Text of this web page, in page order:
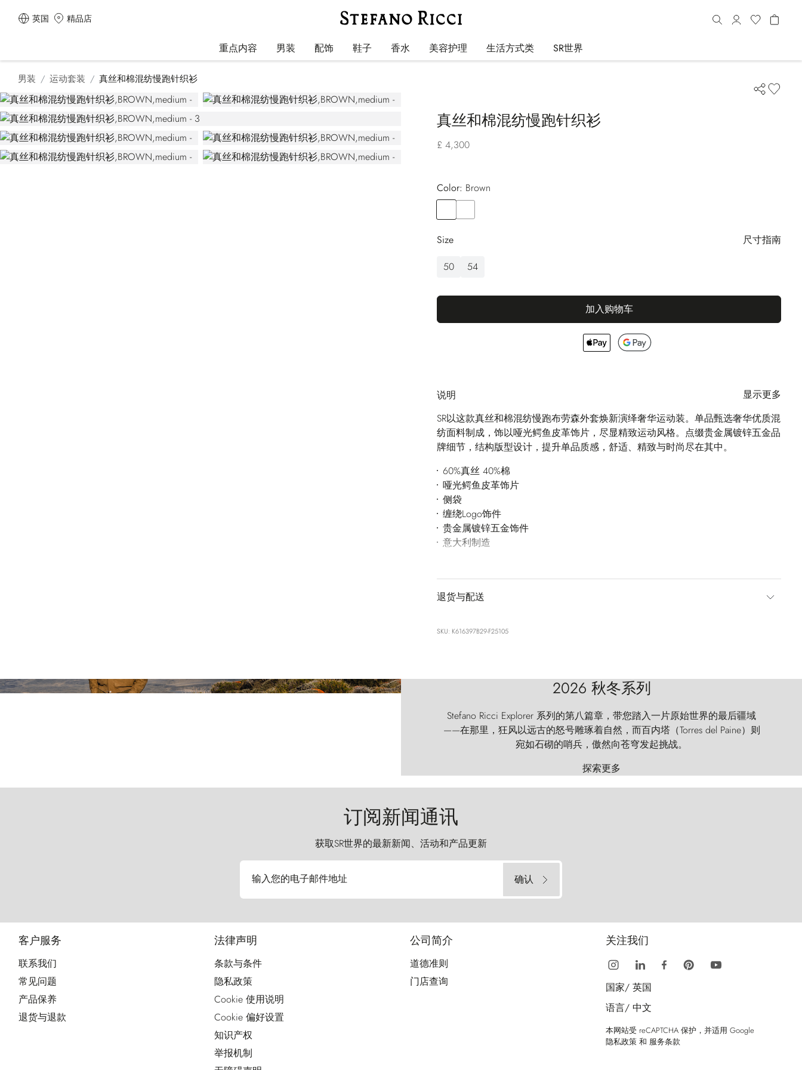
英国 精品店
重点内容 男装 配饰 鞋子 香水 美容护理 生活方式类 SR世界
男装 运动套装 真丝和棉混纺慢跑针织衫
真丝和棉混纺慢跑针织衫
£ 4,300
Color:
brown
Size
尺寸指南
50
54
加入购物车
说明
显示更多
SR以这款真丝和棉混纺慢跑布劳森外套焕新演绎奢华运动装。单品甄选奢华优质混
纺面料制成，饰以哑光鳄鱼皮革饰片，尽显精致运动风格。点缀贵金属镀锌五金品
牌细节，结构版型设计，提升单品质感，舒适、精致与时尚尽在其中。
60%真丝 40%棉
哑光鳄鱼皮革饰片
侧袋
缠绕Logo饰件
贵金属镀锌五金饰件
意大利制造
退货与配送
SKU: K616397B29-F25105
2026 秋冬系列
Stefano Ricci Explorer 系列的第八篇章，带您踏入一片原始世界的最后疆域
——在那里，狂风以远古的怒号雕琢着自然，而百内塔（Torres del Paine）则
宛如石砌的哨兵，傲然向苍穹发起挑战。
探索更多
订阅新闻通讯
获取SR世界的最新新闻、活动和产品更新
输入您的电子邮件地址 确认
客户服务
联系我们
常见问题
产品保养
退货与退款
法律声明
条款与条件
隐私政策
Cookie 使用说明
Cookie 偏好设置
知识产权
举报机制
公司简介
道德准则
门店查询
关注我们
国家/ 英国
语言/ 中文
本网站受 reCAPTCHA 保护，并适用 Google
隐私政策 和 服务条款